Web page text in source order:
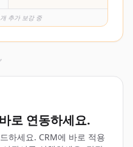
추가 보강 중
로 연동하세요.
하세요. CRM에 바로 적용